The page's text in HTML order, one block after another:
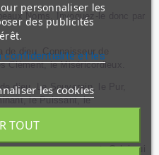
Noms. Invoquez-le donc par
dieu. Connaisseur de
Clément, le Miséricordieux.
dieu. Le Souverain, le Pur,
le Puissant, le
un commencement, Celui qui
personnaliser les
des publicités
confidentialité et les
les cookies
TOUT